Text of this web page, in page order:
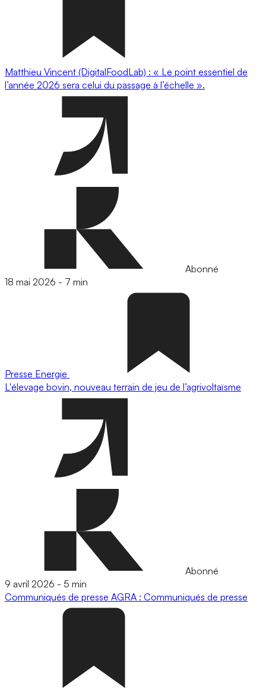
Matthieu Vincent (DigitalFoodLab) : « Le point essentiel de
l’année 2026 sera celui du passage à l’échelle ».
Abonné
18 mai 2026 - 7 min
Presse Energie
L'élevage bovin, nouveau terrain de jeu de l’agrivoltaïsme
Abonné
9 avril 2026 - 5 min
Communiqués de presse AGRA : Communiqués de presse